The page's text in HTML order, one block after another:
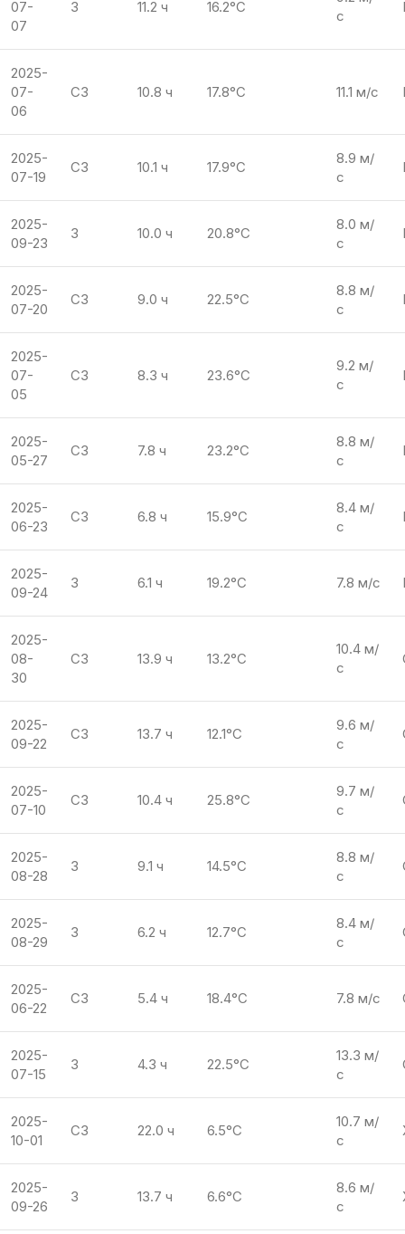
07-
07
З 11.2 ч 16.2°C
с
2025-
07-
06
СЗ 10.8 ч 17.8°C 11.1 м/с
2025-
07-19
СЗ 10.1 ч 17.9°C
8.9 м/
с
2025-
09-23
З 10.0 ч 20.8°C
8.0 м/
с
2025-
07-20
СЗ 9.0 ч 22.5°C
8.8 м/
с
2025-
07-
05
СЗ 8.3 ч 23.6°C
9.2 м/
с
2025-
05-27
СЗ 7.8 ч 23.2°C
8.8 м/
с
2025-
06-23
СЗ 6.8 ч 15.9°C
8.4 м/
с
2025-
09-24
З 6.1 ч 19.2°C 7.8 м/с
2025-
08-
30
СЗ 13.9 ч 13.2°C
10.4 м/
с
2025-
09-22
СЗ 13.7 ч 12.1°C
9.6 м/
с
2025-
07-10
СЗ 10.4 ч 25.8°C
9.7 м/
с
2025-
08-28
З 9.1 ч 14.5°C
8.8 м/
с
2025-
08-29
З 6.2 ч 12.7°C
8.4 м/
с
2025-
06-22
СЗ 5.4 ч 18.4°C 7.8 м/с
2025-
07-15
З 4.3 ч 22.5°C
13.3 м/
с
2025-
10-01
СЗ 22.0 ч 6.5°C
10.7 м/
с
2025-
09-26
З 13.7 ч 6.6°C
8.6 м/
с